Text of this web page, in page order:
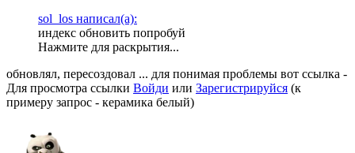
sol_los написал(а):
индекс обновить попробуй
Нажмите для раскрытия...
обновлял, пересоздовал ... для понимая проблемы вот ссылка -
Для просмотра ссылки Войди или Зарегистрируйся (к
примеру запрос - керамика белый)